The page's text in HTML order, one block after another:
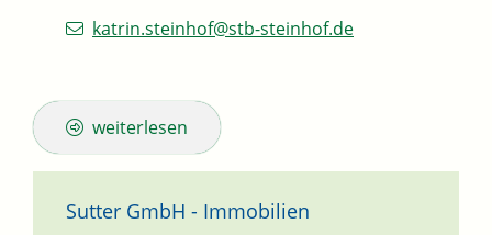
katrin.steinhof@stb-steinhof.de
weiterlesen
Sutter GmbH - Immobilien